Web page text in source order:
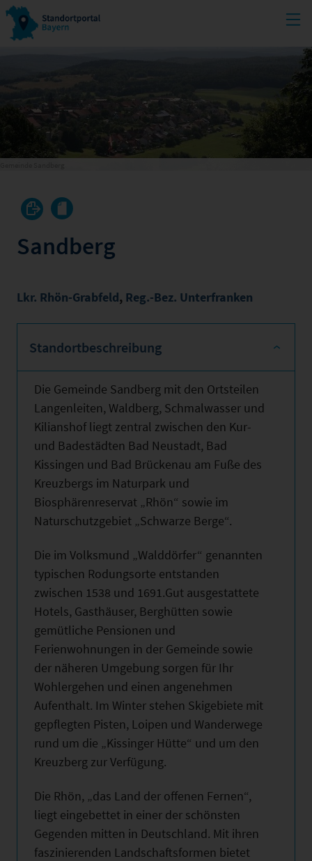
Sandberg
Lkr. Rhön-Grabfeld, Reg.-Bez. Unterfranken
Standortbeschreibung
Die Gemeinde Sandberg mit den Ortsteilen
Langenleiten, Waldberg, Schmalwasser und
Kilianshof liegt zentral zwischen den Kur-
und Badestädten Bad Neustadt, Bad
Kissingen und Bad Brückenau am Fuße des
Kreuzbergs im Naturpark und
Biosphärenreservat „Rhön“ sowie im
Naturschutzgebiet „Schwarze Berge“.
Die im Volksmund „Walddörfer“ genannten
typischen Rodungsorte entstanden
zwischen 1538 und 1691.Gut ausgestattete
Hotels, Gasthäuser, Berghütten sowie
gemütliche Pensionen und
Ferienwohnungen in der Gemeinde sowie
der näheren Umgebung sorgen für Ihr
Wohlergehen und einen angenehmen
Aufenthalt. Im Winter stehen Skigebiete mit
gepflegten Pisten, Loipen und Wanderwege
rund um die „Kissinger Hütte“ und um den
Kreuzberg zur Verfügung.
Die Rhön, „das Land der offenen Fernen“,
liegt eingebettet in einer der schönsten
Gegenden mitten in Deutschland. Mit ihren
faszinierenden Landschaftsformen bietet